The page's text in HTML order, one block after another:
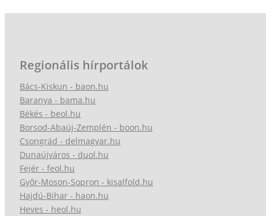
Regionális hírportálok
Bács-Kiskun - baon.hu
Baranya - bama.hu
Békés - beol.hu
Borsod-Abaúj-Zemplén - boon.hu
Csongrád - delmagyar.hu
Dunaújváros - duol.hu
Fejér - feol.hu
Győr-Moson-Sopron - kisalfold.hu
Hajdú-Bihar - haon.hu
Heves - heol.hu